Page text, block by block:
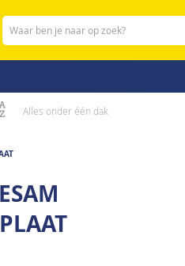
Zoeken
Alles onder één dak